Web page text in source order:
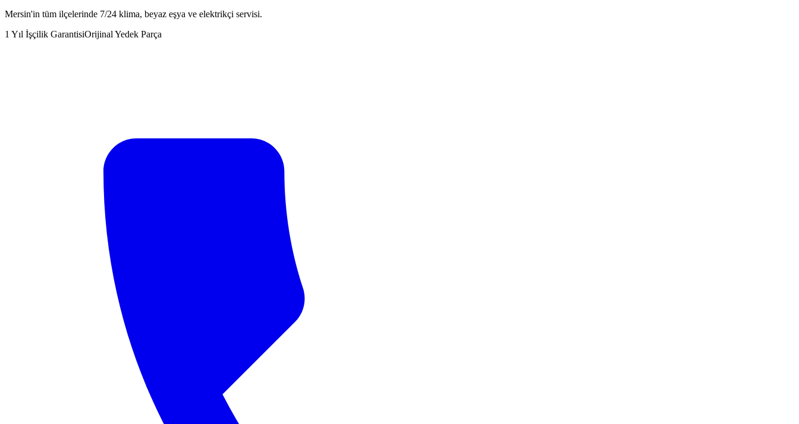
Mersin'in tüm ilçelerinde 7/24 klima, beyaz eşya ve elektrikçi servisi.
1 Yıl İşçilik GarantisiOrijinal Yedek Parça